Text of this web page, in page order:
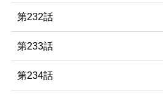
第232話
第233話
第234話